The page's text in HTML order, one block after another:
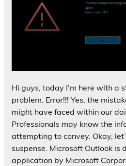
Hi guys, today I’m here with a
problem. Error!!! Yes, the
might have faced within our
Professionals may know the
attempting to convey. Okay,
suspense. Microsoft Outlook is
application by Microsoft